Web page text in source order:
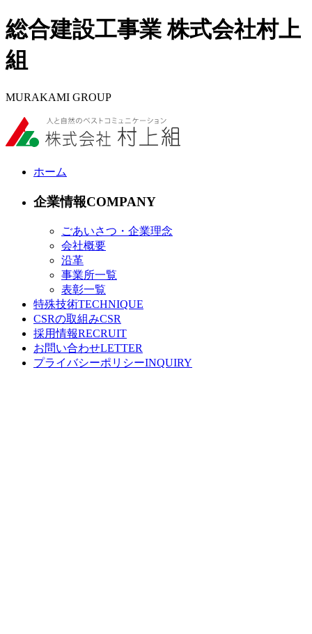
総合建設工事業 株式会社村上
組
MURAKAMI GROUP
ホーム
企業情報
ごあいさつ・企業理念
会社概要
沿革
事業所一覧
表彰一覧
特殊技術
CSRの取組み
採用情報
お問い合わせ
プライバシーポリシー